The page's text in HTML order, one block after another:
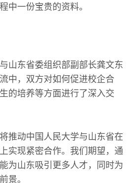
中一份宝贵的资料。
山东省委组织部副部长龚文东
中，双方对如何促进校企合
的培养等方面进行了深入交
推动中国人民大学与山东省在
实现紧密合作。我们期望，通
为山东吸引更多人才，同时为
景。